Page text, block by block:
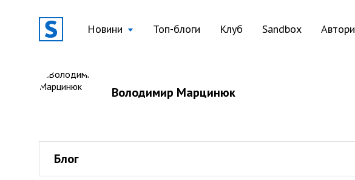
Новини Топ-блоги Клуб Sandbox Автори
Володимир Марцинюк
Блог